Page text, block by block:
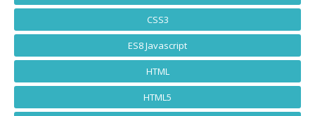
CSS3
ES8 Javascript
HTML
HTML5